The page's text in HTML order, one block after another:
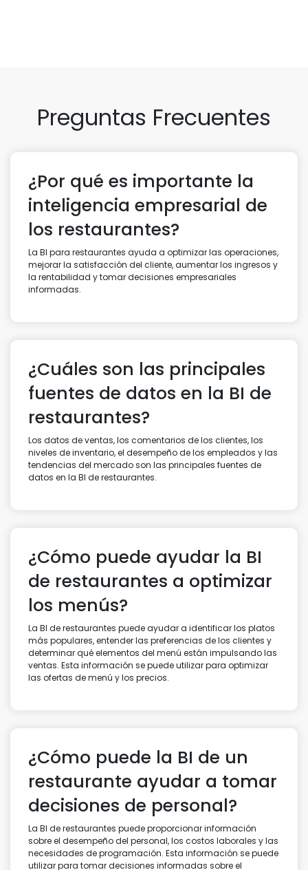
Preguntas Frecuentes
¿Por qué es importante la
inteligencia empresarial de
los restaurantes?
La BI para restaurantes ayuda a optimizar las operaciones,
mejorar la satisfacción del cliente, aumentar los ingresos y
la rentabilidad y tomar decisiones empresariales
informadas.
¿Cuáles son las principales
fuentes de datos en la BI de
restaurantes?
Los datos de ventas, los comentarios de los clientes, los
niveles de inventario, el desempeño de los empleados y las
tendencias del mercado son las principales fuentes de
datos en la BI de restaurantes.
¿Cómo puede ayudar la BI
de restaurantes a optimizar
los menús?
La BI de restaurantes puede ayudar a identificar los platos
más populares, entender las preferencias de los clientes y
determinar qué elementos del menú están impulsando las
ventas. Esta información se puede utilizar para optimizar
las ofertas de menú y los precios.
¿Cómo puede la BI de un
restaurante ayudar a tomar
decisiones de personal?
La BI de restaurantes puede proporcionar información
sobre el desempeño del personal, los costos laborales y las
necesidades de programación. Esta información se puede
utilizar para tomar decisiones informadas sobre el